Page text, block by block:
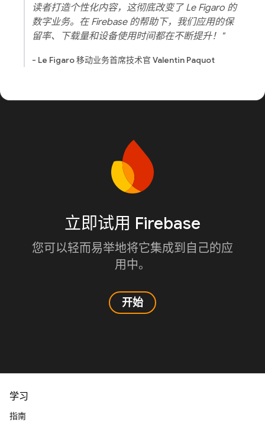
读者打造个性化内容，这彻底改变了 Le Figaro 的
数字业务。在 Firebase 的帮助下，我们应用的保
留率、下载量和设备使用时间都在不断提升！"
- Le Figaro 移动业务首席技术官 Valentin Paquot
立即试用 Firebase
您可以轻而易举地将它集成到自己的应
用中。
开始
学习
指南